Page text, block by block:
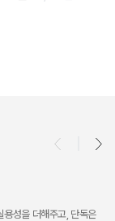
용성을 더해주고, 단독은